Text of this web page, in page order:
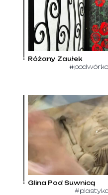
Różany Zaułek
#podwórko
Glina Pod Suwnicą